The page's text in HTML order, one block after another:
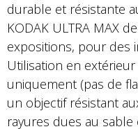
durable et résistante
KODAK ULTRA MAX
expositions, pour des
Utilisation en
uniquement (pas de
un objectif résistant
rayures dues au